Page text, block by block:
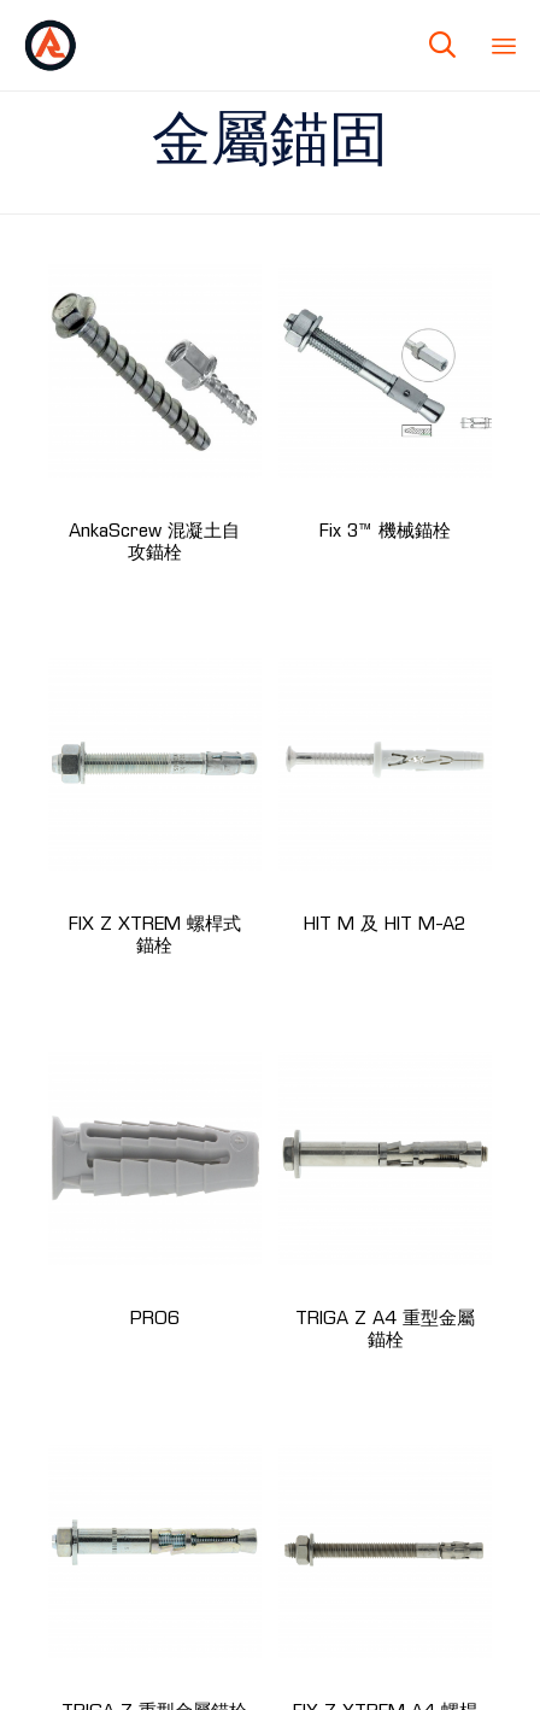

金屬錨固
AnkaScrew 混凝土自
攻錨栓
Fix 3™ 機械錨栓
FIX Z XTREM 螺桿式
錨栓
HIT M 及 HIT M-A2
PRO6
TRIGA Z A4 重型金屬
錨栓